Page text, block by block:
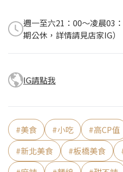
週一至六21：00～凌晨03
期公休，詳情請見店家IG）
IG請點我
#美食 #小吃 #高CP值
#新北美食 #板橋美食